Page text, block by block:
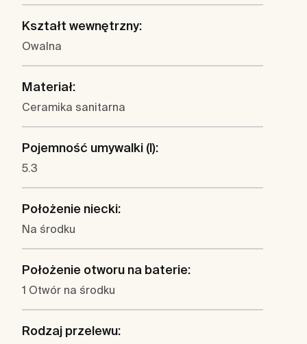
Kształt wewnętrzny:
Owalna
Materiał:
Ceramika sanitarna
Pojemność umywalki (l):
5.3
Położenie niecki:
Na środku
Położenie otworu na baterie:
1 Otwór na środku
Rodzaj przelewu: